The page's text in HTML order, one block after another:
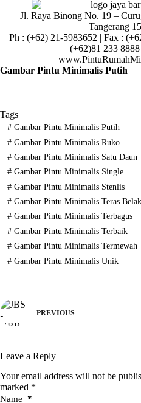
Jl. Raya Binong No. 19 –
Tangerang
Ph : (+62) 21-5983652 | Fax :
(+62)81 233
Gambar Pintu Minimalis Putih
Tags
#Gambar Pintu Minimalis Putih
#Gambar Pintu Minimalis Ruko
#Gambar Pintu Minimalis Satu Daun
#Gambar Pintu Minimalis Single
#Gambar Pintu Minimalis Stenlis
#Gambar Pintu Minimalis Teras
#Gambar Pintu Minimalis Terbagus
#Gambar Pintu Minimalis Terbaik
#Gambar Pintu Minimalis Termewah
#Gambar Pintu Minimalis Unik
PREVIOUS
Leave a Reply
Your email address will not be
marked *
Name *